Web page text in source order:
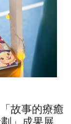
故事的療癒